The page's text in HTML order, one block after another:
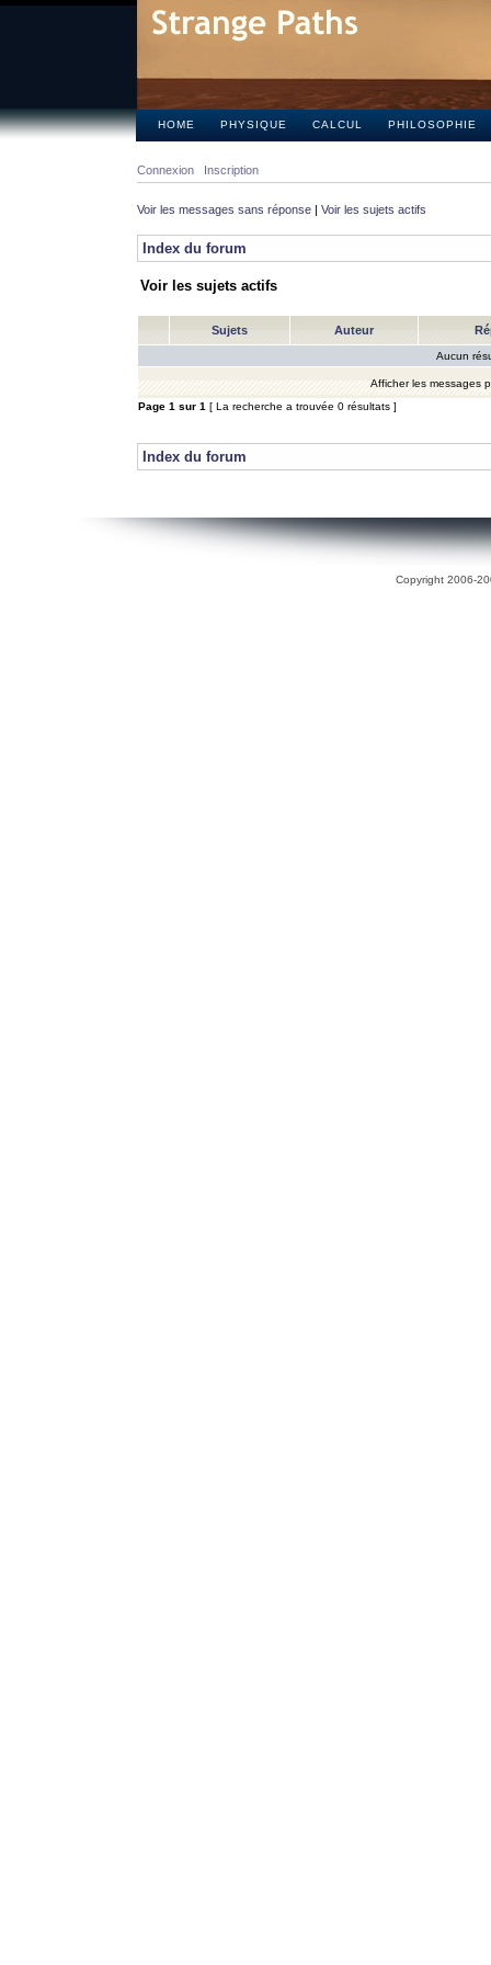
HOME PHYSIQUE CALCUL PHILOSOPHIE
Connexion Inscription
Voir les messages sans réponse | Voir les sujets actifs
Index du forum
Voir les sujets actifs
Sujets Auteur
Aucun
Afficher les messages
Page 1 sur 1 [ La recherche a trouvée 0 résultats ]
Index du forum
Copyright 2006-